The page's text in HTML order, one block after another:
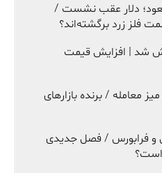
دلار عقب نشست /
فلز زرد برگشته‌اند؟
شد | افزایش قیمت
معامله / برنده بازارهای
فرابورس / فصل جدیدی
است؟